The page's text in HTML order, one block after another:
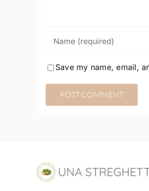
Save my name, email,